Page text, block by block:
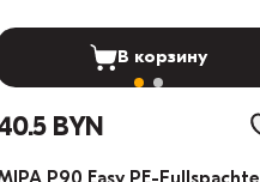
В корзину
BYN